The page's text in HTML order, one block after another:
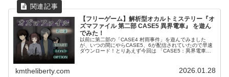
【フリーゲーム】解析型オカルトミステリー『オ
ズマファイル 第二部 CASE5 異界電車』 を遊ん
でみた！
以前に第二部の「CASE4 村雨事件」を遊んでみました
が、いつの間にやらCASE5、6が配信されていたので早速
ダウンロード！とりあえず今回は 「CASE5：異界電車」
kmtheliberty.com 2026.01.28